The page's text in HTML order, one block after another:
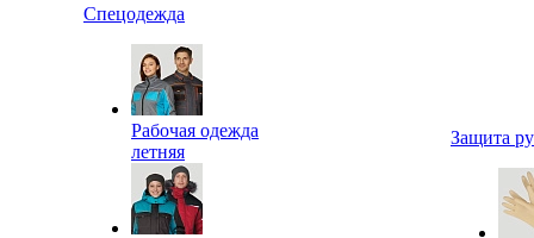
Спецодежда
Рабочая одежда
летняя
Защита